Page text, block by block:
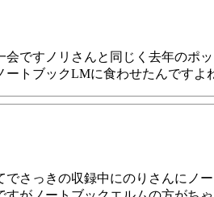
会ですノリさんと同じく去年のポ
ートブックLMに食わせたんです
さっきの収録中にのりさんにノ